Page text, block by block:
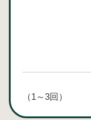
（1～3回）